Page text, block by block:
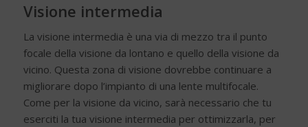
Visione intermedia
La visione intermedia è una via di mezzo tra il punto
focale della visione da lontano e quello della visione da
vicino. Questa zona di visione dovrebbe continuare a
migliorare dopo l’impianto di una lente multifocale.
Come per la visione da vicino, sarà necessario che tu
eserciti la tua visione intermedia per ottimizzarla, per